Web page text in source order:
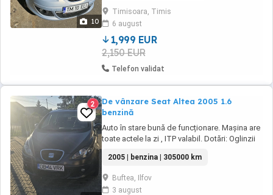
10
la 135000 km, kit ambreiaj inlocuit la 138000
km. Masina a fost cumparata din
reprezentanta din romania, nu e importata ...
Timisoara, Timis
6 august
1,999 EUR
2,150 EUR
Telefon validat
2
De vânzare Seat Altea 2005 1.6
benzină
Auto în stare bună de funcționare. Mașina are
toate actele la zi , ITP valabil. Dotări: Oglinzii
volan, 2 chei ,climă pe 2 zone,geamuri
electrice și încălzite, jante aliaj.
2005 | benzina | 305000 km
Buftea, Ilfov
3 august